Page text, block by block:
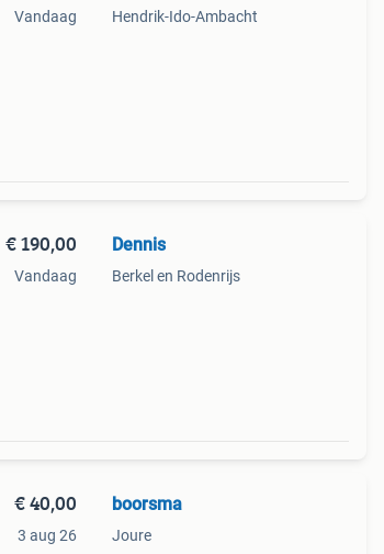
Vandaag Hendrik-Ido-Ambacht
€ 190,00
Vandaag
Dennis
Berkel en Rodenrijs
€ 40,00
3 aug 26
boorsma
Joure